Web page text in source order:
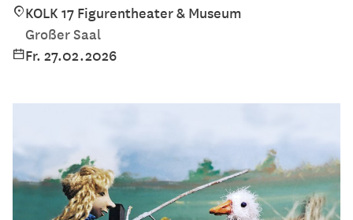
KOLK 17 Figurentheater & Museum
Großer Saal
Fr. 27.02.2026